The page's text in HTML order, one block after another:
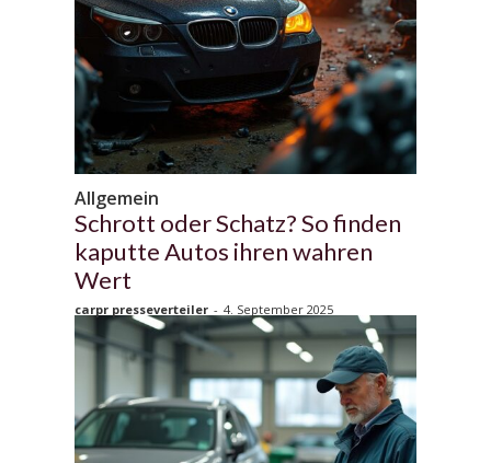
Allgemein
Schrott oder Schatz? So finden
kaputte Autos ihren wahren
Wert
carpr presseverteiler - 4. September 2025